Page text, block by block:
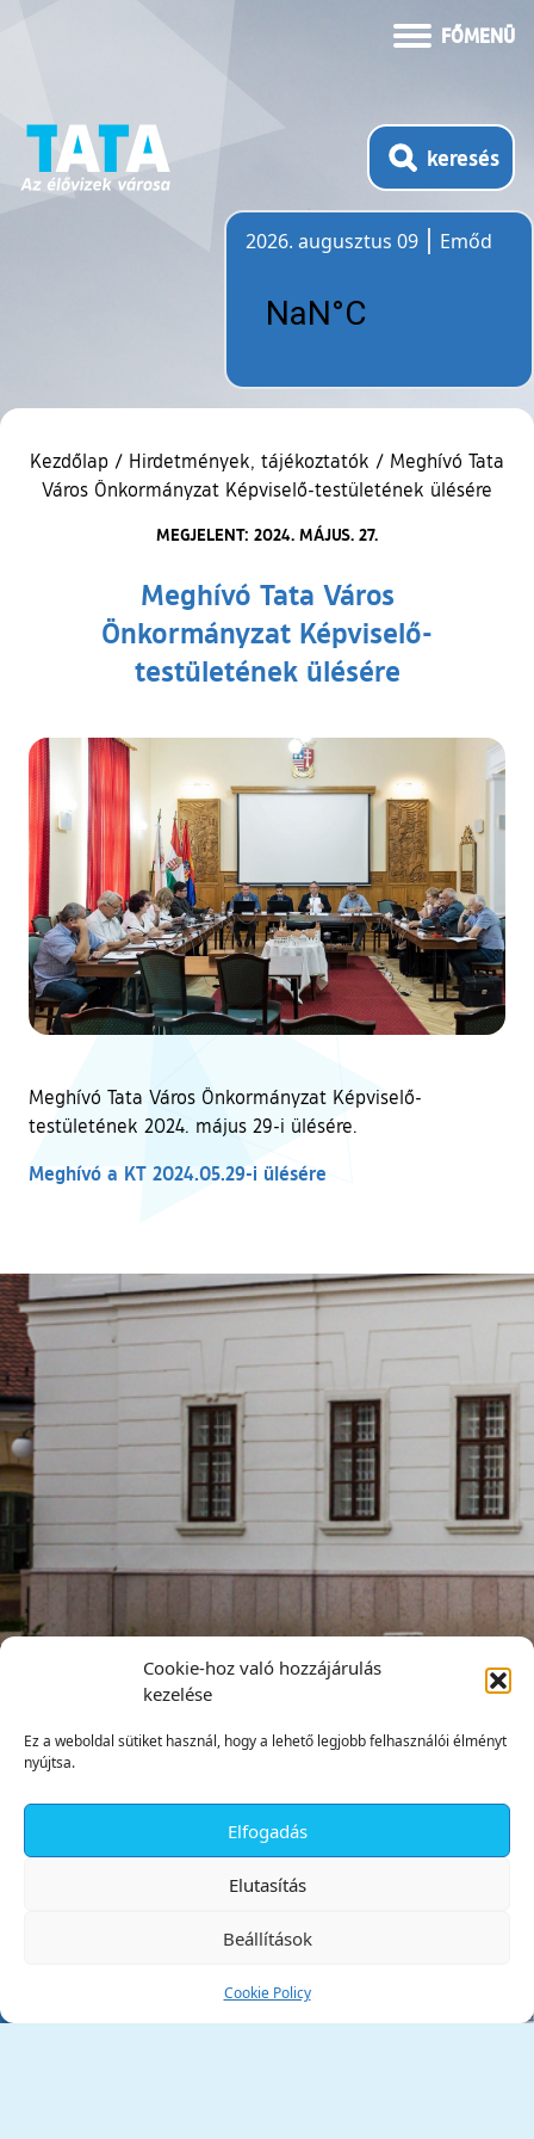
Cookie-hoz való hozzájárulás
kezelése
Ez a weboldal sütiket használ, hogy a lehető legjobb felhasználói élményt
nyújtsa.
Elfogadás
Elutasítás
Beállítások
Cookie Policy
FŐMENÜ
keresés
2026. augusztus 09
Emőd
Kezdőlap / Hirdetmények, tájékoztatók / Meghívó Tata
Város Önkormányzat Képviselő-testületének ülésére
MEGJELENT: 2024. MÁJUS. 27.
Meghívó Tata Város
Önkormányzat Képviselő-
testületének ülésére
Meghívó Tata Város Önkormányzat Képviselő-
testületének 2024. május 29-i ülésére.
Meghívó a KT 2024.05.29-i ülésére
Tata Város Önkormányzata
✕